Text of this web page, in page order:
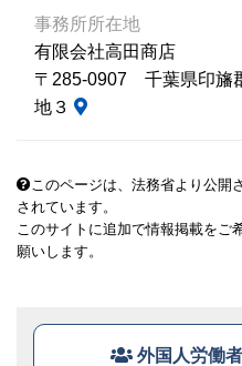
事務所所在地
有限会社高田商店
〒285-0907 千葉県印旛
地３
このページは、法務省より公開
されています。
このサイトに追加で情報掲載をご
願いします。
外国人労働